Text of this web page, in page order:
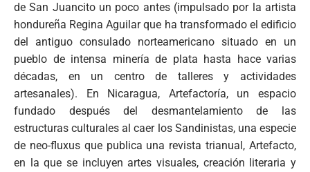
de San Juancito un poco antes (impulsado por la artista
hondureña Regina Aguilar que ha transformado el edificio
del antiguo consulado norteamericano situado en un
pueblo de intensa minería de plata hasta hace varias
décadas, en un centro de talleres y actividades
artesanales). En Nicaragua, Artefactoría, un espacio
fundado después del desmantelamiento de las
estructuras culturales al caer los Sandinistas, una especie
de neo-fluxus que publica una revista trianual, Artefacto,
en la que se incluyen artes visuales, creación literaria y